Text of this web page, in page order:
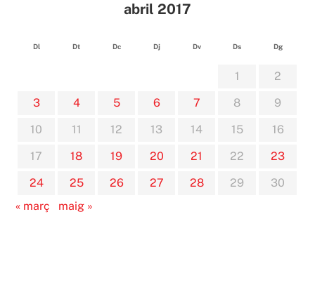
abril 2017
Dl Dt Dc Dj Dv Ds Dg
1
2
3
4 5 6 7 8
9
10
11 12 13 14 15
16
17
18 19 20 21 22
23
24
25 26 27 28 29
30
« març
maig »